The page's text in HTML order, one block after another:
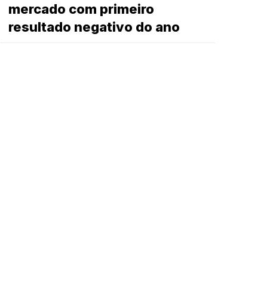
mercado com primeiro
resultado negativo do ano